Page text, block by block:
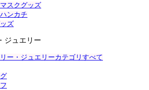
スクグッズ
ンカチ
ズ
ジュエリー
ー・ジュエリーカテゴリすべて